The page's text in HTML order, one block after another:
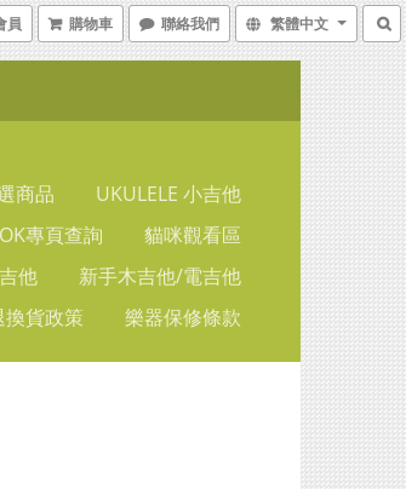
員 購物車 聯絡我們 繁體中文
商品
UKULELE 小吉他
專頁查詢
貓咪觀看區
他
新手木吉他/電吉他
換貨政策 樂器保修條款